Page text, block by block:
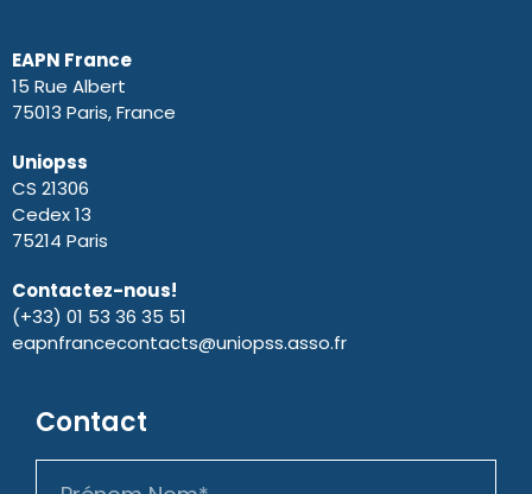
EAPN France
15 Rue Albert
75013 Paris, France
Uniopss
CS 21306
Cedex 13
75214 Paris
Contactez-nous!
(+33) 01 53 36 35 51
eapnfrancecontacts@uniopss.asso.fr
Contact